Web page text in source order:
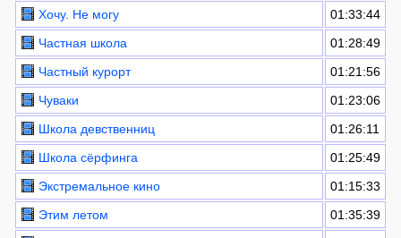
Хочу. Не могу
01:33:44
Частная школа
01:28:49
Частный курорт
01:21:56
Чуваки
01:23:06
Школа девственниц
01:26:11
Школа сёрфинга
01:25:49
Экстремальное кино
01:15:33
Этим летом
01:35:39